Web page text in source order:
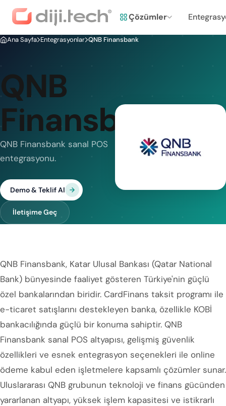
Çözümler
Ana Sayfa Entegrasyonlar QNB Finansbank
QNB
Finansbank
QNB Finansbank sanal POS
entegrasyonu.
Demo & Teklif Al
İletişime Geç
QNB Finansbank, Katar Ulusal Bankası (Qatar National
Bank) bünyesinde faaliyet gösteren Türkiye'nin güçlü
özel bankalarından biridir. CardFinans taksit programı ile
e-ticaret satışlarını destekleyen banka, özellikle KOBİ
bankacılığında güçlü bir konuma sahiptir. QNB
Finansbank sanal POS altyapısı, gelişmiş güvenlik
özellikleri ve esnek entegrasyon seçenekleri ile online
ödeme kabul eden işletmelere kapsamlı çözümler sunar.
Uluslararası QNB grubunun teknoloji ve finans gücünden
yararlanan altyapı, yüksek işlem kapasitesi ve istikrarlı